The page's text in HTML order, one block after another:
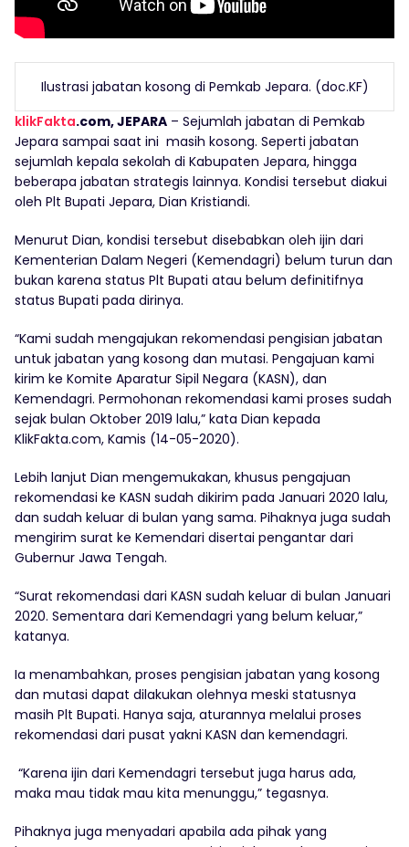
Ilustrasi jabatan kosong di Pemkab Jepara. (doc.KF)
klikFakta.com, JEPARA – Sejumlah jabatan di Pemkab
Jepara sampai saat ini masih kosong. Seperti jabatan
sejumlah kepala sekolah di Kabupaten Jepara, hingga
beberapa jabatan strategis lainnya. Kondisi tersebut diakui
oleh Plt Bupati Jepara, Dian Kristiandi.
Menurut Dian, kondisi tersebut disebabkan oleh ijin dari
Kementerian Dalam Negeri (Kemendagri) belum turun dan
bukan karena status Plt Bupati atau belum definitifnya
status Bupati pada dirinya.
“Kami sudah mengajukan rekomendasi pengisian jabatan
untuk jabatan yang kosong dan mutasi. Pengajuan kami
kirim ke Komite Aparatur Sipil Negara (KASN), dan
Kemendagri. Permohonan rekomendasi kami proses sudah
sejak bulan Oktober 2019 lalu,” kata Dian kepada
KlikFakta.com, Kamis (14-05-2020).
Lebih lanjut Dian mengemukakan, khusus pengajuan
rekomendasi ke KASN sudah dikirim pada Januari 2020 lalu,
dan sudah keluar di bulan yang sama. Pihaknya juga sudah
mengirim surat ke Kemendari disertai pengantar dari
Gubernur Jawa Tengah.
“Surat rekomendasi dari KASN sudah keluar di bulan Januari
2020. Sementara dari Kemendagri yang belum keluar,”
katanya.
Ia menambahkan, proses pengisian jabatan yang kosong
dan mutasi dapat dilakukan olehnya meski statusnya
masih Plt Bupati. Hanya saja, aturannya melalui proses
rekomendasi dari pusat yakni KASN dan kemendagri.
“Karena ijin dari Kemendagri tersebut juga harus ada,
maka mau tidak mau kita menunggu,” tegasnya.
Pihaknya juga menyadari apabila ada pihak yang